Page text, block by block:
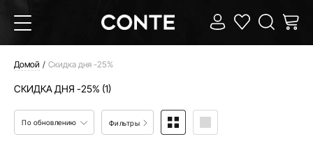
Домой Скидка дня -25%
СКИДКА ДНЯ -25% (1)
По обновлению Фильтры